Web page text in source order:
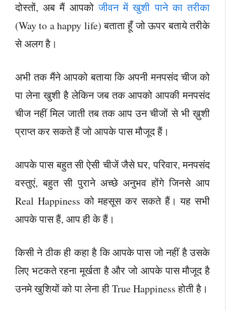
दोस्तों, अब मैं आपकोजीवन में खुशी पाने का तरीका
(Way to a happy life) बताता हूँ जो ऊपर बताये तरीके
से अलग है।
अभी तक मैंने आपको बताया कि अपनी मनपसंद चीज को
पा लेना खुशी है लेकिन जब तक आपको आपकी मनपसंद
चीज नहीं मिल जाती तब तक आप उन चीजों से भी ख़ुशी
प्राप्त कर सकते हैं जो आपके पास मौजूद हैं।
आपके पास बहुत सी ऐसी चीजें जैसे घर, परिवार, मनपसंद
वस्तुएं, बहुत सी पुराने अच्छे अनुभव होंगे जिनसे आप
Real Happiness को महसूस कर सकते हैं। यह सभी
आपके पास हैं, आप ही के हैं।
किसी ने ठीक ही कहा है कि आपके पास जो नहीं है उसके
लिए भटकते रहना मूर्खता है और जो आपके पास मौजूद है
उनमे खुशियों को पा लेना ही True Happiness होती है।